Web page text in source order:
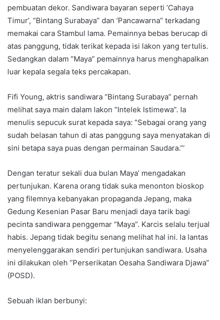
pembuatan dekor. Sandiwara bayaran seperti ’Cahaya
Timur’, “Bintang Surabaya” dan ’Pancawarna” terkadang
memakai cara Stambul lama. Pemainnya bebas berucap di
atas panggung, tidak terikat kepada isi lakon yang tertulis.
Sedangkan dalam ”Maya” pemainnya harus menghapalkan
luar kepala segala teks percakapan.
Fifi Young, aktris sandiwara “Bintang Surabaya” pernah
melihat saya main dalam lakon “Intelek Istimewa”. Ia
menulis sepucuk surat kepada saya: “Sebagai orang yang
sudah belasan tahun di atas panggung saya menyatakan di
sini betapa saya puas dengan permainan Saudara.”’
Dengan teratur sekali dua bulan Maya’ mengadakan
pertunjukan. Karena orang tidak suka menonton bioskop
yang filemnya kebanyakan propaganda Jepang, maka
Gedung Kesenian Pasar Baru menjadi daya tarik bagi
pecinta sandiwara penggemar “Maya”. Karcis selalu terjual
habis. Jepang tidak begitu senang melihat hal ini. la lantas
menyelenggarakan sendiri pertunjukan sandiwara. Usaha
ini dilakukan oleh ’’Perserikatan Oesaha Sandiwara Djawa”
(POSD).
Sebuah iklan berbunyi: